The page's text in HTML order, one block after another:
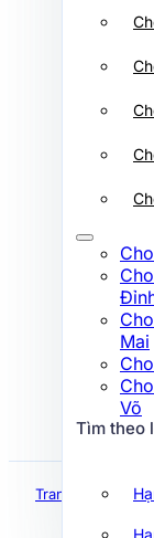
Võ
Mai
Võ
Tìm theo
Trang chủ Hà